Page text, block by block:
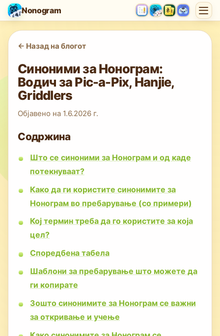
Nonogram
<- Назад на блогот
Синоними за Нонограм:
Водич за Pic-a-Pix, Hanjie,
Griddlers
Објавено на 1.6.2026 г.
Содржина
Што се синоними за Нонограм и од каде
потекнуваат?
Како да ги користите синонимите за
Нонограм во пребарување (со примери)
Кој термин треба да го користите за која
цел?
Споредбена табела
Шаблони за пребарување што можете да
ги копирате
Зошто синонимите за Нонограм се важни
за откривање и учење